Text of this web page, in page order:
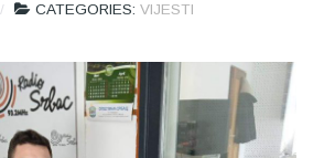
CATEGORIES: VIJESTI